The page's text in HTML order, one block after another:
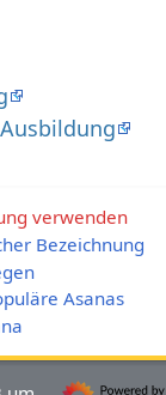
verwenden
Bezeichnung
Asanas